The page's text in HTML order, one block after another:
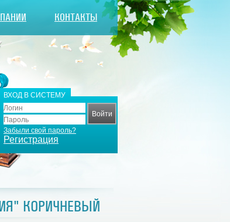
КОНТАКТЫ
ВХОД В СИСТЕМУ
Забыли свой пароль?
Регистрация
КОРИЧНЕВЫЙ